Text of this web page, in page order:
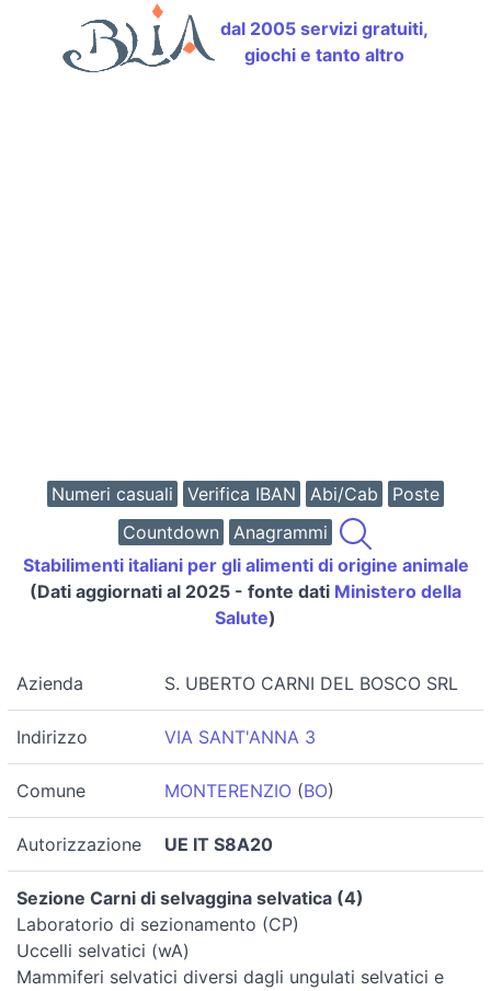
dal 2005 servizi gratuiti,
giochi e tanto altro
Numeri casuali Verifica IBAN Abi/Cab
Poste
Countdown
Anagrammi
Stabilimenti italiani per gli alimenti di origine animale
(Dati aggiornati al 2025 - fonte dati Ministero della
Salute)
Azienda S. UBERTO CARNI DEL BOSCO SRL
Indirizzo VIA SANT'ANNA 3
Comune MONTERENZIO (BO)
Autorizzazione UE IT S8A20
Sezione Carni di selvaggina selvatica (4)
Laboratorio di sezionamento (CP)
Uccelli selvatici (wA)
Mammiferi selvatici diversi dagli ungulati selvatici e